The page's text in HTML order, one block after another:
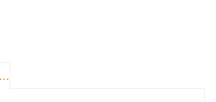
Detalles de producto